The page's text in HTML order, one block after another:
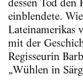
dessen Tod den
einblendete.
Lateinamerikas
mit der
Regisseurin
„Wühlen in